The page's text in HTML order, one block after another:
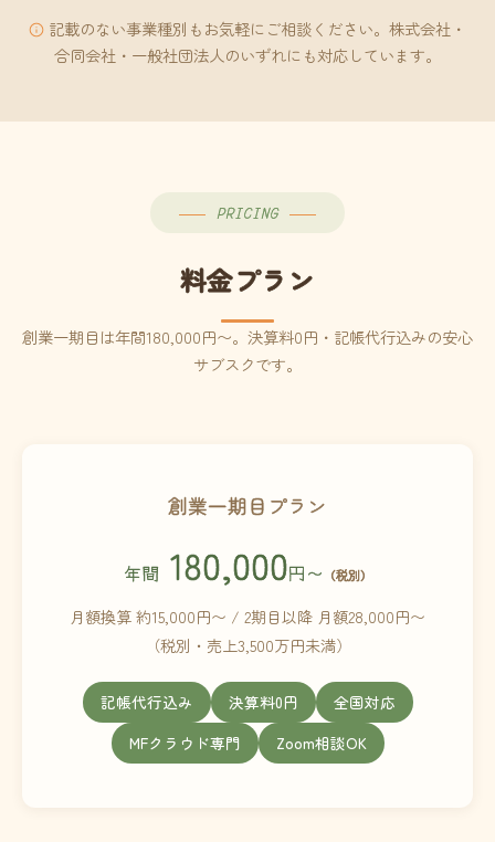
記載のない事業種別もお気軽にご相談ください。株式会社・
合同会社・一般社団法人のいずれにも対応しています。
PRICING
料金プラン
創業一期目は年間180,000円〜。決算料0円・記帳代行込みの安心
サブスクです。
創業一期目プラン
年間 180,000円〜 （税別）
月額換算 約15,000円〜 / 2期目以降 月額28,000円〜
（税別・売上3,500万円未満）
記帳代行込み 決算料0円
全国対応
MFクラウド専門
Zoom相談OK